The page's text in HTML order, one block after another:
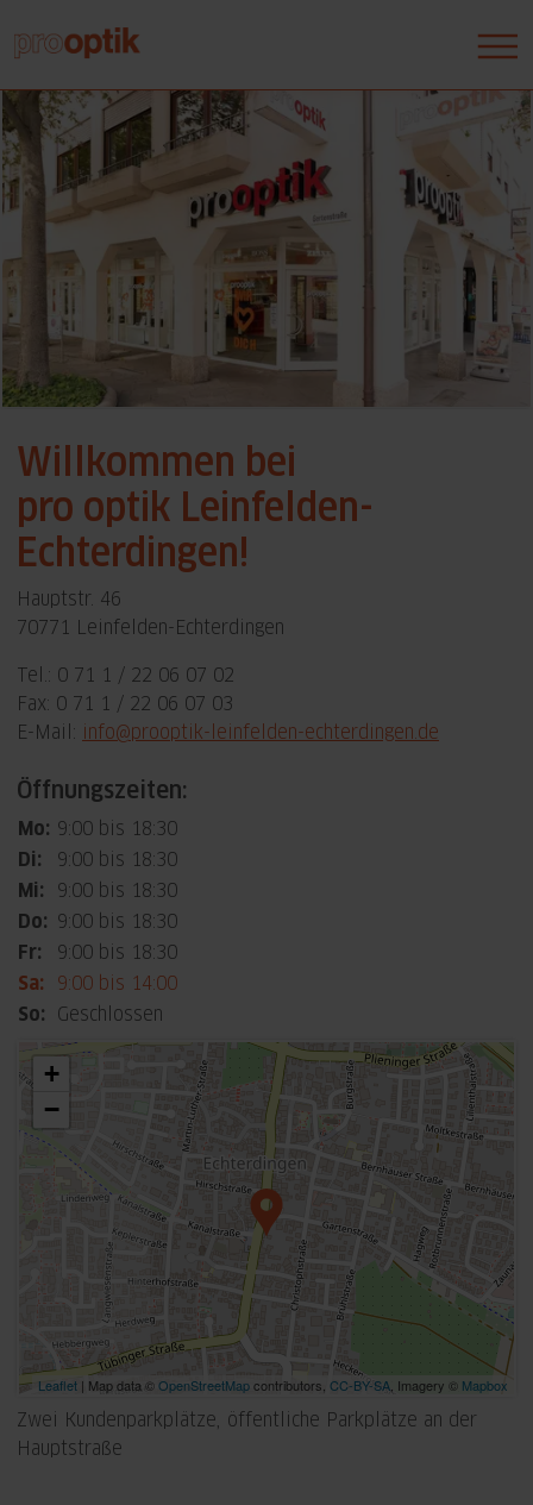
Willkommen bei
pro optik Leinfelden-
Echterdingen!
Hauptstr. 46
70771 Leinfelden-Echterdingen
Tel.: 0 71 1 / 22 06 07 02
Fax: 0 71 1 / 22 06 07 03
E-Mail: info@prooptik-leinfelden-echterdingen.de
Öffnungszeiten:
Mo: 9:00 bis 18:30
Di:
9:00 bis 18:30
Mi:
9:00 bis 18:30
Do: 9:00 bis 18:30
Fr:
9:00 bis 18:30
Sa:
9:00 bis 14:00
So: Geschlossen
+
−
Leaflet | Map data © OpenStreetMapcontributors, CC-BY-SA, Imagery © Mapbox
Zwei Kundenparkplätze, öffentliche Parkplätze an der
Hauptstraße